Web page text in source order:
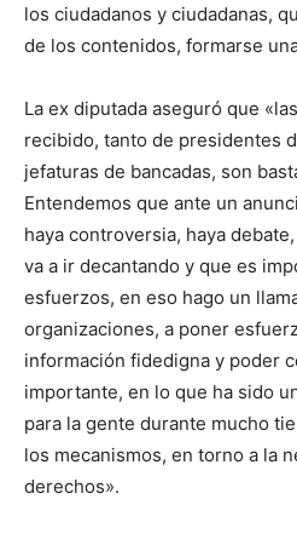
los ciudadanos y ciudadanas,
de los contenidos, formarse
La ex diputada aseguró que
recibido, tanto de presidentes
jefaturas de bancadas, son
Entendemos que ante un
haya controversia, haya
va a ir decantando y que es
esfuerzos, en eso hago un
organizaciones, a poner
información fidedigna y poder
importante, en lo que ha sido
para la gente durante mucho
los mecanismos, en torno a la
derechos».